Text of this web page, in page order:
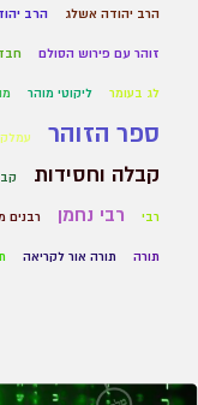
הרב יהודה אשלג הרב
זוהר עם פירוש הסולם
לג בעומר ליקוטי מוהר
ספר הזוהר עמלק
קבלה וחסידות
רבי רבי נחמן רבנים
תורה תורה אור לקריאה